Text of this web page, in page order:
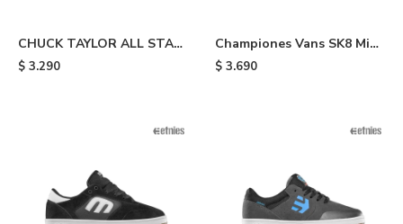
CHUCK TAYLOR ALL STAR
MALDEN STREET - Black &
$ 3.290
Championes Vans SK8 Mid
de niño - Black
$ 3.690